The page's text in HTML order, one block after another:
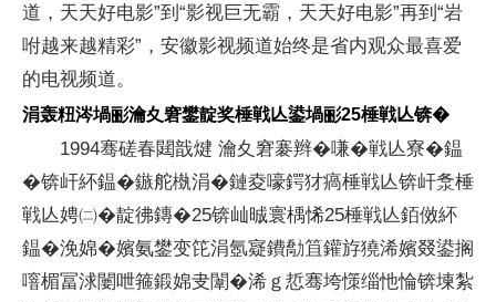
道，天天好电影”到“影视巨无霸，天天好电影”再到“岩
咐越来越精彩”，安徽影视频道始终是省内观众最喜爱
的电视频道。
涓轰粈涔堝彨瀹夊窘鐢靛奖棰戦亾鍙堝彨25棰戦亾锛�
1994骞磋春閮戠煡 瀹夊窘褰辫�嗛�戦亾寮�鎾
�锛屽紑鎾�鏃舵槸涓�鏈夌嚎鍔犲瘑棰戦亾锛屽洜棰
戦亾娉㈡�靛彿鏄�25锛屾晠寰楀悕25棰戦亾銆傚紑
鎾�浼婂�嬪氨鐢变笓涓氬寲鐨勪笡鑵斿獟浠嬪叕鍙搁
噾楣冨浗闄呭箍鍛婂叏闈�浠ｇ悊骞垮憡缁忚惀锛堜紮